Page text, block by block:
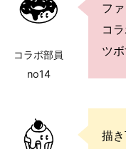
コラボ部員
no14
フ
コ
ツ
描